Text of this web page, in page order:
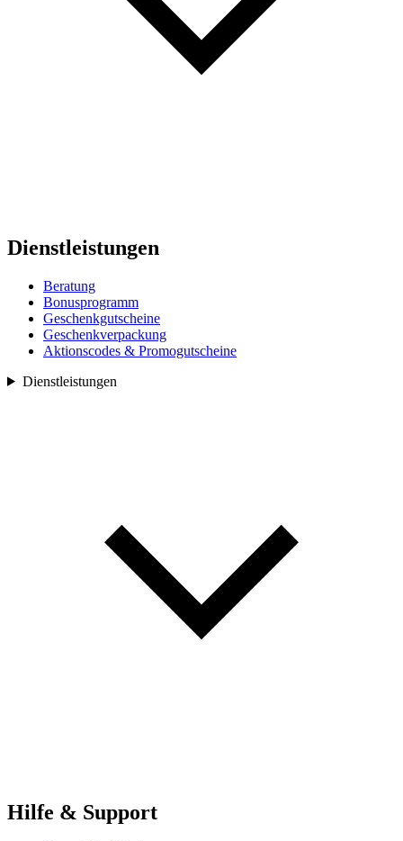
Dienstleistungen
Beratung
Bonusprogramm
Geschenkgutscheine
Geschenkverpackung
Aktionscodes & Promogutscheine
Dienstleistungen
Hilfe & Support